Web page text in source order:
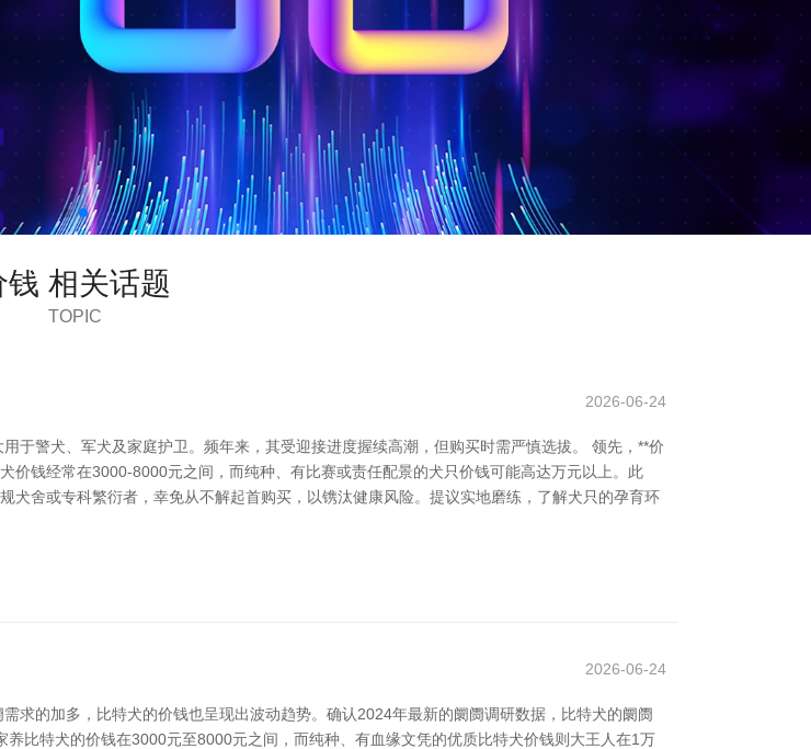
钱 相关话题
TOPIC
2026-06-24
于警犬、军犬及家庭护卫。频年来，其受迎接进度握续高潮，但购买时需严慎选拔。 领先，**价
价钱经常在3000-8000元之间，而纯种、有比赛或责任配景的犬只价钱可能高达万元以上。此
犬舍或专科繁衍者，幸免从不解起首购买，以镌汰健康风险。提议实地磨练，了解犬只的孕育环
2026-06-24
求的加多，比特犬的价钱也呈现出波动趋势。确认2024年最新的阛阓调研数据，比特犬的阛阓
比特犬的价钱在3000元至8000元之间，而纯种、有血缘文凭的优质比特犬价钱则大王人在1万